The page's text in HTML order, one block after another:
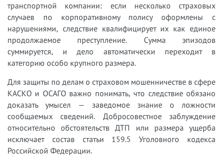
транспортной компании: если несколько страховых
случаев по корпоративному полису оформлены с
нарушениями, следствие квалифицирует их как единое
продолжаемое преступление. Сумма эпизодов
суммируется, и дело автоматически переходит в
категорию особо крупного размера.
Для защиты по делам о страховом мошенничестве в сфере
КАСКО и ОСАГО важно понимать, что следствие обязано
доказать умысел — заведомое знание о ложности
сообщаемых сведений. Добросовестное заблуждение
относительно обстоятельств ДТП или размера ущерба
исключает состав статьи 159.5 Уголовного кодекса
Российской Федерации.